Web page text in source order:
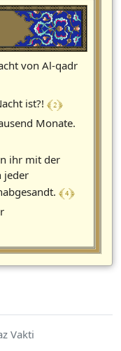
von Al-qadr
ist?! ﴾ 2 ﴿
Monate.
ihr mit der
jeder
﴾ 4 ﴿
Vakti